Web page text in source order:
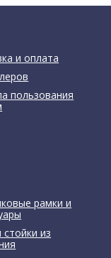
и оплата
пользования
рамки и
из